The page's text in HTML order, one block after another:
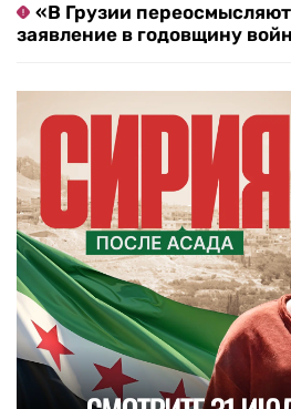
«В Грузии
заявление в годовщину